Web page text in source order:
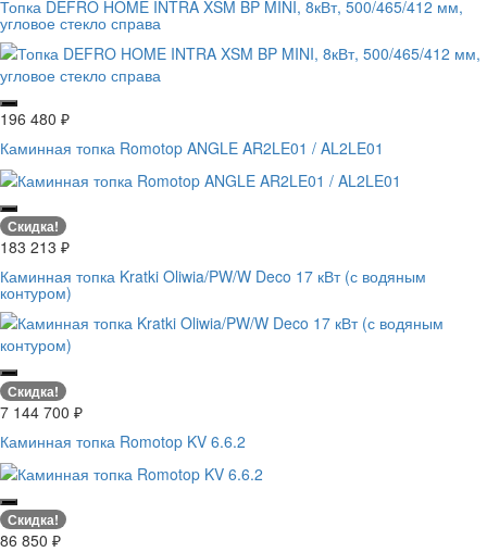
Топка DEFRO HOME INTRA XSM BP MINI, 8кВт, 500/465/412 мм,
угловое стекло справа
196 480 ₽
Каминная топка Romotop ANGLE AR2LE01 / AL2LE01
Скидка!
183 213 ₽
Каминная топка Kratki Oliwia/PW/W Deco 17 кВт (с водяным
контуром)
Скидка!
7 144 700 ₽
Каминная топка Romotop KV 6.6.2
Скидка!
86 850 ₽